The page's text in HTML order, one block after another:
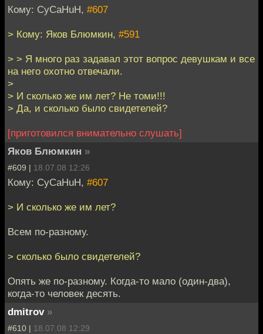
Кому: CyCaHuH, #607
> Кому: Яков Блюмкин, #591
> > Я много раз задавал этот вопрос девушкам и все
на него охотно отвечали.
>
> И сколько же им лет? Не томи!!!
> Да, и сколько было свидетелей?
[приготовился внимательно слушать]
Яков Блюмкин »
#609 | 18.07.08 12:26
Кому: CyCaHuH, #607
> И сколько же им лет?
Всем по-разному.
> сколько было свидетелей?
Опять же по-разному. Когда-то мало (один-два),
когда-то человек десять.
dmitrov »
#610 | 18.07.08 12:29